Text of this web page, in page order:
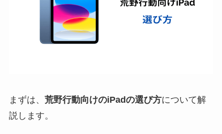
まずは、 荒野行動向けのiPadの選び方について解
説します。